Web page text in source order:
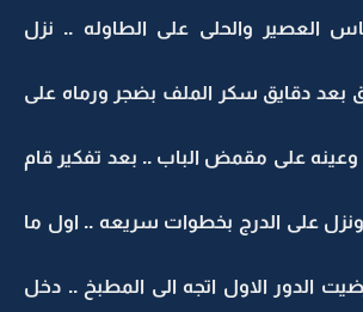
العصير والحلى على الطاوله .. نزل
بعد دقايق سكر الملف بضجر ورماه على
على مقمض الباب .. بعد تفكير قام
على الدرج بخطوات سريعه .. اول ما
الدور الاول اتجه الى المطبخ .. دخل